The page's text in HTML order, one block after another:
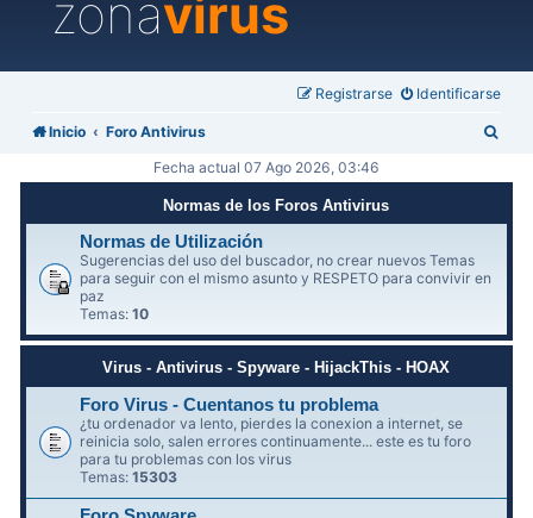
zonavirus
Identificarse
Registrarse
Inicio Foro Antivirus
c
Fecha actual 07 Ago 2026, 03:46
Normas de los Foros Antivirus
Normas de Utilización
Sugerencias del uso del buscador, no crear nuevos Temas
para seguir con el mismo asunto y RESPETO para convivir en
paz
Temas:10
Virus - Antivirus - Spyware - HijackThis - HOAX
Foro Virus - Cuentanos tu problema
¿tu ordenador va lento, pierdes la conexion a internet, se
reinicia solo, salen errores continuamente... este es tu foro
para tu problemas con los virus
Temas:15303